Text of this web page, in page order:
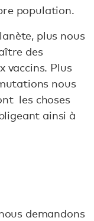
population.
plus nous
des
vaccins. Plus
nous
les choses
ainsi à
demandons